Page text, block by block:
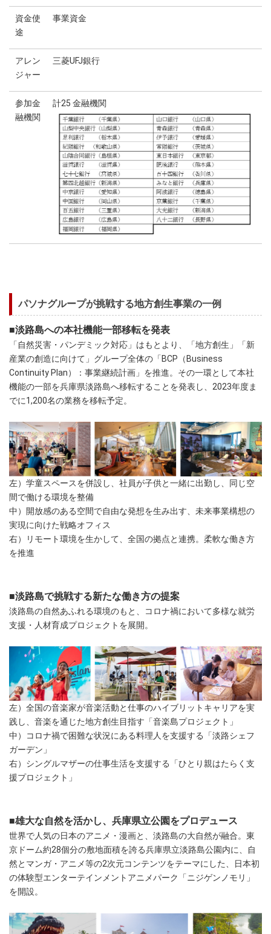
資金使
途
事業資金
アレン
ジャー
三菱UFJ銀行
参加金
融機関
計25 金融機関
パソナグループが挑戦する地方創生事業の一例
■淡路島への本社機能一部移転を発表
「自然災害・パンデミック対応」はもとより、「地方創生」「新
産業の創造に向けて」グループ全体の「BCP（Business
Continuity Plan）：事業継続計画」を推進。その一環として本社
機能の一部を兵庫県淡路島へ移転することを発表し、2023年度ま
でに1,200名の業務を移転予定。
左）学童スペースを併設し、社員が子供と一緒に出勤し、同じ空
間で働ける環境を整備
中）開放感のある空間で自由な発想を生み出す、未来事業構想の
実現に向けた戦略オフィス
右）リモート環境を生かして、全国の拠点と連携。柔軟な働き方
を推進
■淡路島で挑戦する新たな働き方の提案
淡路島の自然あふれる環境のもと、コロナ禍において多様な就労
支援・人材育成プロジェクトを展開。
左）全国の音楽家が音楽活動と仕事のハイブリットキャリアを実
践し、音楽を通じた地方創生目指す「音楽島プロジェクト」
中）コロナ禍で困難な状況にある料理人を支援する「淡路シェフ
ガーデン」
右）シングルマザーの仕事生活を支援する「ひとり親はたらく支
援プロジェクト」
■雄大な自然を活かし、兵庫県立公園をプロデュース
世界で人気の日本のアニメ・漫画と、淡路島の大自然が融合。東
京ドーム約28個分の敷地面積を誇る兵庫県立淡路島公園内に、自
然とマンガ・アニメ等の2次元コンテンツをテーマにした、日本初
の体験型エンターテインメントアニメパーク「ニジゲンノモリ」
を開設。